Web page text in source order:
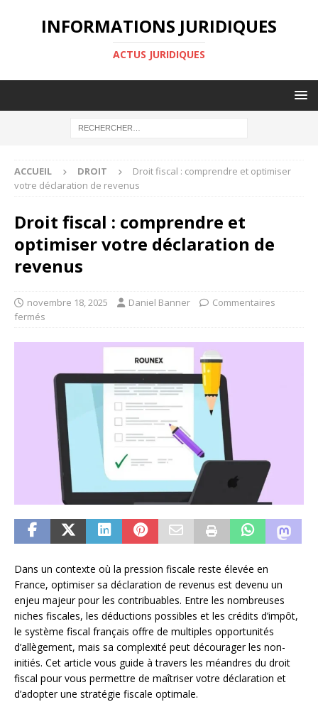
INFORMATIONS JURIDIQUES
ACTUS JURIDIQUES
ACCUEIL DROIT
Droit fiscal : comprendre et optimiser
votre déclaration de revenus
Droit fiscal : comprendre et
optimiser votre déclaration de
revenus
novembre 18, 2025 Daniel Banner
Commentaires
fermés
Dans un contexte où la pression fiscale reste élevée en
France, optimiser sa déclaration de revenus est devenu un
enjeu majeur pour les contribuables. Entre les nombreuses
niches fiscales, les déductions possibles et les crédits d’impôt,
le système fiscal français offre de multiples opportunités
d’allègement, mais sa complexité peut décourager les non-
initiés. Cet article vous guide à travers les méandres du droit
fiscal pour vous permettre de maîtriser votre déclaration et
d’adopter une stratégie fiscale optimale.